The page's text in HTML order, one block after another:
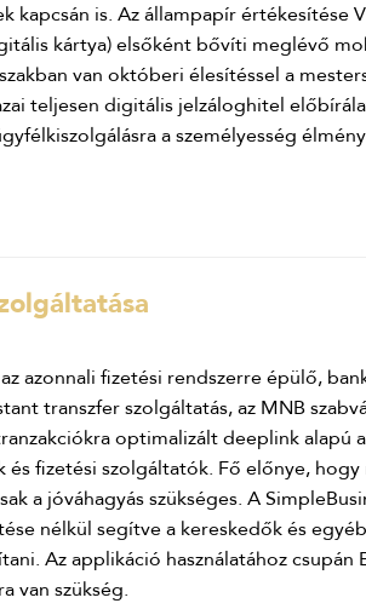
kapcsán is. Az állampapír értékesítése
kártya) elsőként bővíti meglévő
van októberi élesítéssel a
teljesen digitális jelzáloghitel
a személyesség
azonnali fizetési rendszerre épülő,
transzfer szolgáltatás, az MNB
optimalizált deeplink alapú
fizetési szolgáltatók. Fő előnye,
a jóváhagyás szükséges. A
nélkül segítve a kereskedők és
Az applikáció használatához csupán
van szükség.